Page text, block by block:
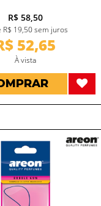
R$ 58,50
R$ 19,50 sem juros
52,65
À vista